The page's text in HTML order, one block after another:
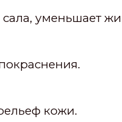
уменьшает
кожи.